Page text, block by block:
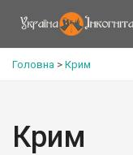
Головна > Крим
Крим